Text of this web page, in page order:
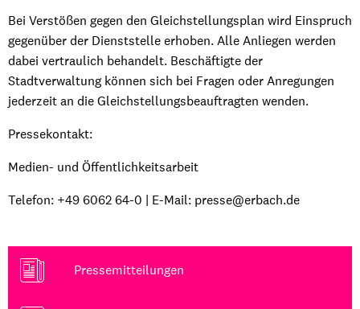
Bei Verstößen gegen den Gleichstellungsplan wird Einspruch
gegenüber der Dienststelle erhoben. Alle Anliegen werden
dabei vertraulich behandelt. Beschäftigte der
Stadtverwaltung können sich bei Fragen oder Anregungen
jederzeit an die Gleichstellungsbeauftragten wenden.
Pressekontakt:
Medien- und Öffentlichkeitsarbeit
Telefon: +49 6062 64-0 | E-Mail: presse@erbach.de
Pressemitteilungen